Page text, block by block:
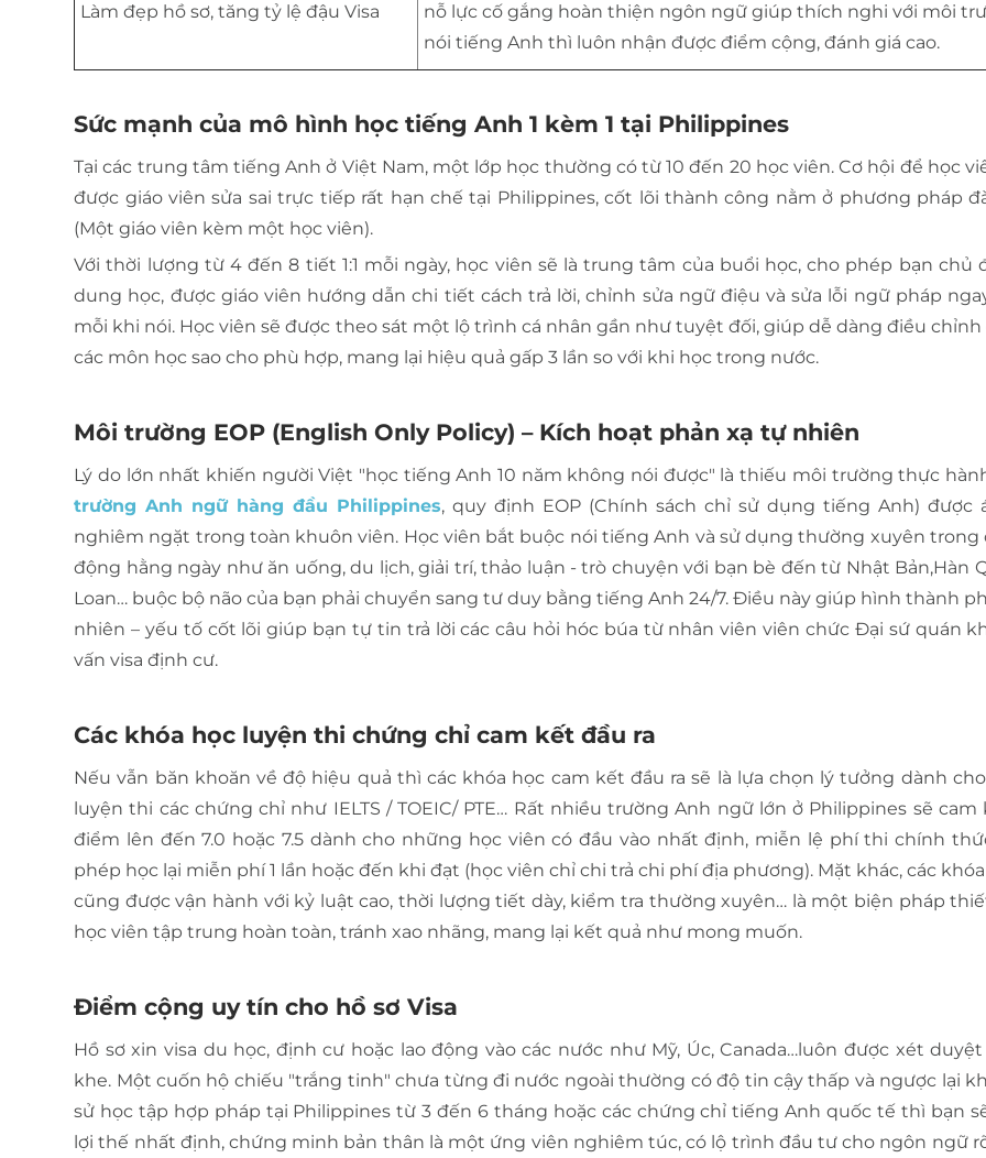
Làm đẹp hồ sơ, tăng tỷ lệ đậu Visa
nỗ lực cố gắng hoàn thiện ngôn ngữ giúp thích nghi với môi
nói tiếng Anh thì luôn nhận được điểm cộng, đánh giá cao.
Sức mạnh của mô hình học tiếng Anh 1 kèm 1 tại Philippines
Tại các trung tâm tiếng Anh ở Việt Nam, một lớp học thường có từ 10 đến 20 học viên. Cơ hội để học
được giáo viên sửa sai trực tiếp rất hạn chế tại Philippines, cốt lõi thành công nằm ở phương pháp
(Một giáo viên kèm một học viên).
Với thời lượng từ 4 đến 8 tiết 1:1 mỗi ngày, học viên sẽ là trung tâm của buổi học, cho phép bạn chủ
dung học, được giáo viên hướng dẫn chi tiết cách trả lời, chỉnh sửa ngữ điệu và sửa lỗi ngữ pháp
mỗi khi nói. Học viên sẽ được theo sát một lộ trình cá nhân gần như tuyệt đối, giúp dễ dàng điều
các môn học sao cho phù hợp, mang lại hiệu quả gấp 3 lần so với khi học trong nước.
Môi trường EOP (English Only Policy) – Kích hoạt phản xạ tự nhiên
Lý do lớn nhất khiến người Việt "học tiếng Anh 10 năm không nói được" là thiếu môi trường thực
trường Anh ngữ hàng đầu Philippines, quy định EOP (Chính sách chỉ sử dụng tiếng Anh) được
nghiêm ngặt trong toàn khuôn viên. Học viên bắt buộc nói tiếng Anh và sử dụng thường xuyên trong
động hằng ngày như ăn uống, du lịch, giải trí, thảo luận - trò chuyện với bạn bè đến từ Nhật Bản,Hàn
Loan… buộc bộ não của bạn phải chuyển sang tư duy bằng tiếng Anh 24/7. Điều này giúp hình thành
nhiên – yếu tố cốt lõi giúp bạn tự tin trả lời các câu hỏi hóc búa từ nhân viên viên chức Đại sứ quán
vấn visa định cư.
Các khóa học luyện thi chứng chỉ cam kết đầu ra
Nếu vẫn băn khoăn về độ hiệu quả thì các khóa học cam kết đầu ra sẽ là lựa chọn lý tưởng dành
luyện thi các chứng chỉ như IELTS / TOEIC/ PTE… Rất nhiều trường Anh ngữ lớn ở Philippines sẽ
điểm lên đến 7.0 hoặc 7.5 dành cho những học viên có đầu vào nhất định, miễn lệ phí thi chính
phép học lại miễn phí 1 lần hoặc đến khi đạt (học viên chỉ chi trả chi phí địa phương). Mặt khác, các
cũng được vận hành với kỷ luật cao, thời lượng tiết dày, kiểm tra thường xuyên… là một biện pháp
học viên tập trung hoàn toàn, tránh xao nhãng, mang lại kết quả như mong muốn.
Điểm cộng uy tín cho hồ sơ Visa
Hồ sơ xin visa du học, định cư hoặc lao động vào các nước như Mỹ, Úc, Canada…luôn được xét
khe. Một cuốn hộ chiếu "trắng tinh" chưa từng đi nước ngoài thường có độ tin cậy thấp và ngược lại
sử học tập hợp pháp tại Philippines từ 3 đến 6 tháng hoặc các chứng chỉ tiếng Anh quốc tế thì bạn
lợi thế nhất định, chứng minh bản thân là một ứng viên nghiêm túc, có lộ trình đầu tư cho ngôn ngữ